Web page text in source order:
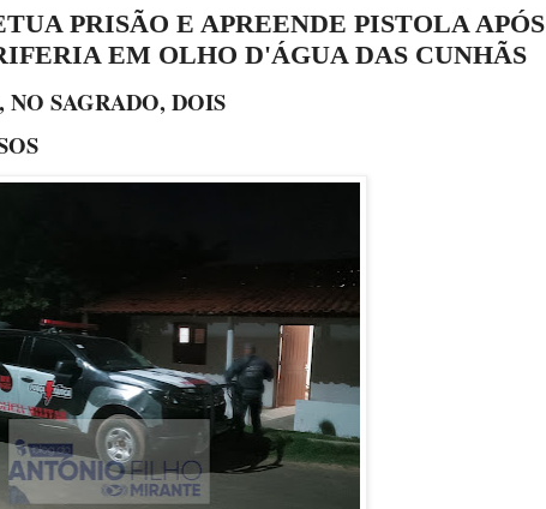
PRISÃO E APREENDE PISTOLA APÓS
EM OLHO D'ÁGUA DAS CUNHÃS
SAGRADO, DOIS